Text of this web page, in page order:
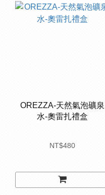
OREZZA-天然氣泡礦泉
水-奧雷扎禮盒
NT$480